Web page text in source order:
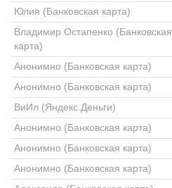
Юлия (Банковская карта)
Владимир Остапенко (Банковская
карта)
Анонимно (Банковская карта)
Анонимно (Банковская карта)
ВиИл (Яндекс.Деньги)
Анонимно (Банковская карта)
Анонимно (Банковская карта)
Анонимно (Банковская карта)